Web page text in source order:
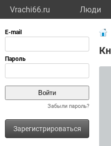
Vrachi66.ru Люди
Забыли пароль?
Зарегистрироваться